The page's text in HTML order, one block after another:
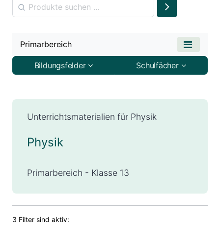
Unterrichtsmaterialien für Physik
Physik
Primarbereich - Klasse 13
3 Filter sind aktiv:
Primarbereich
Bildungsfelder Schulfächer